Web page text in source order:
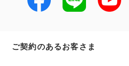
ご契約のあるお客さま